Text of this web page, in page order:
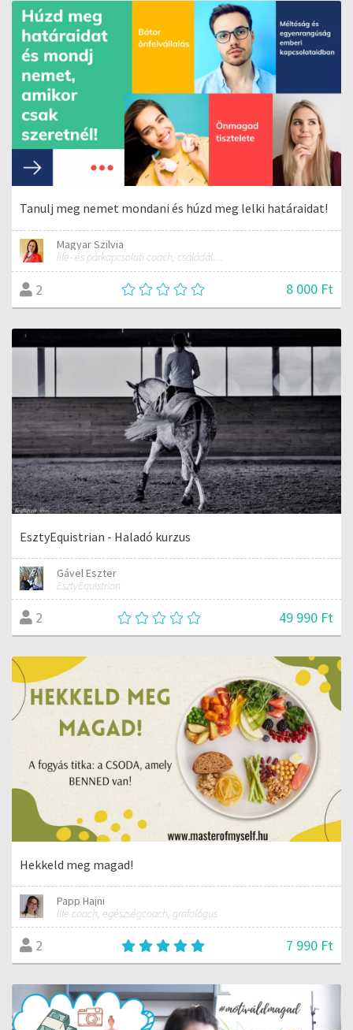
Tanulj meg nemet mondani és húzd meg lelki határaidat!
Magyar Szilvia
life- és párkapcsolati coach, családállító tanácsadó, Theta healer
2 8 000 Ft
EsztyEquistrian - Haladó kurzus
Gável Eszter
EsztyEquistrian
2 49 990 Ft
Hekkeld meg magad!
Papp Hajni
life coach, egészségcoach, grafológus
2 7 990 Ft